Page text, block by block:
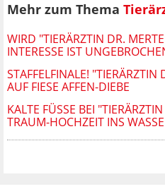
Mehr zum Thema
WIRD "TIERÄRZTIN DR.
INTERESSE IST
STAFFELFINALE!
AUF FIESE AFFEN-DIEBE
KALTE FÜSSE BEI "TIERÄRZTIN
RAUM-HOCHZEIT INS